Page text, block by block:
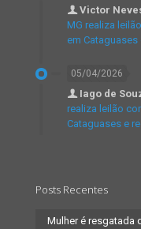
Victor
MG realiza
em Cataguases
05/04/2026
Iago de
realiza leilão
Cataguases e
Posts Recentes
Mulher é resgatada